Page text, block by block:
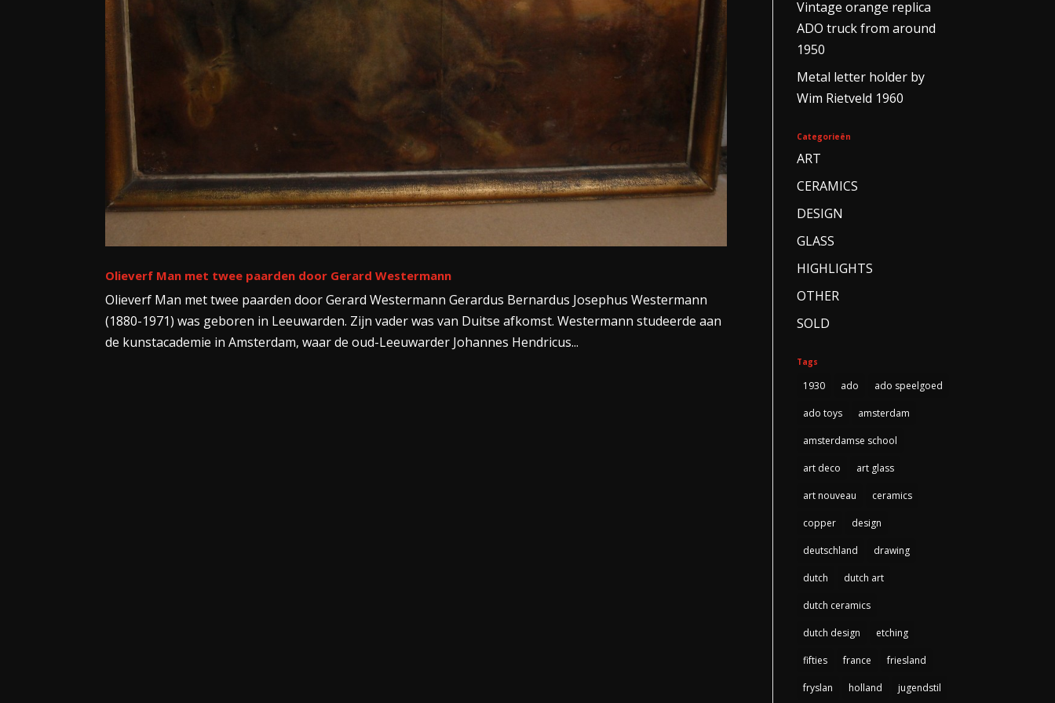
Olieverf Man met twee paarden door Gerard Westermann
Olieverf Man met twee paarden door Gerard Westermann Gerardus Bernardus Josephus Westermann
(1880-1971) was geboren in Leeuwarden. Zijn vader was van Duitse afkomst. Westermann studeerde aan
de kunstacademie in Amsterdam, waar de oud-Leeuwarder Johannes Hendricus...
Vintage orange replica
ADO truck from around
1950
Metal letter holder by
Wim Rietveld 1960
Categorieën
ART
CERAMICS
DESIGN
GLASS
HIGHLIGHTS
OTHER
SOLD
Tags
1930 ado ado speelgoed
ado toys amsterdam
amsterdamse school
art deco art glass
art nouveau ceramics
copper design
deutschland drawing
dutch dutch art
dutch ceramics
dutch design etching
fifties france friesland
fryslan holland jugendstil